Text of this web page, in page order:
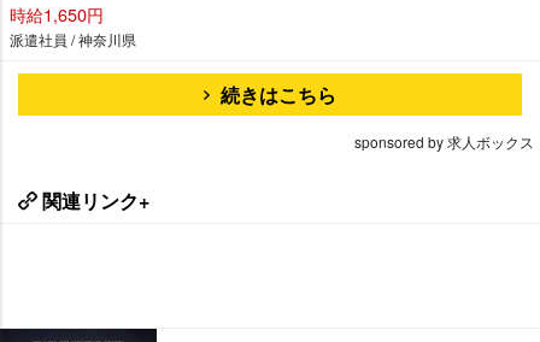
時給1,650円
派遣社員 / 神奈川県
続きはこちら
sponsored by 求人ボックス
関連リンク+